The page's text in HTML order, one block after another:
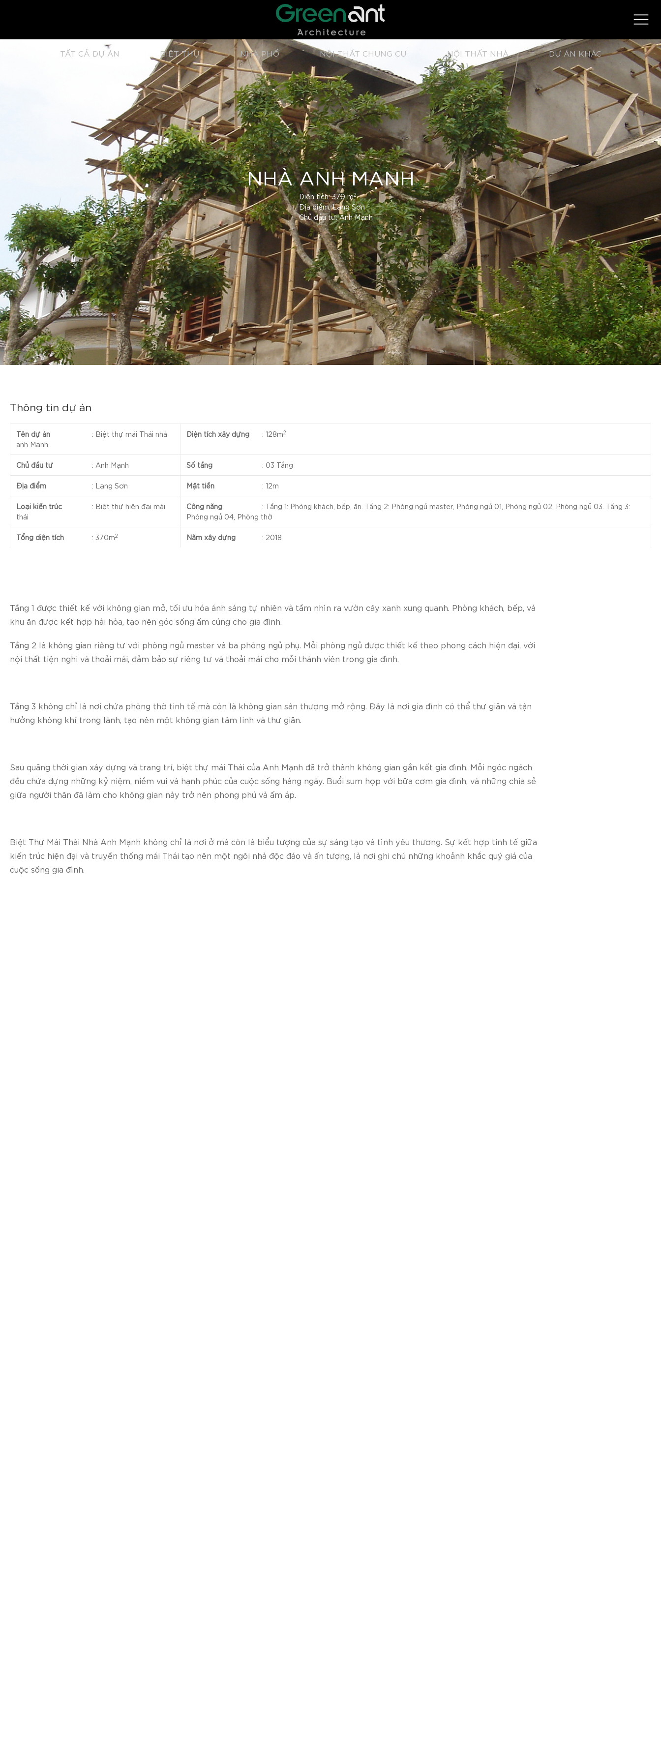
TẤT CẢ DỰ ÁN BIỆT THỰ NHÀ PHỐ NỘI THẤT CHUNG CƯ NỘI THẤT NHÀ DỰ ÁN KHÁC
NHÀ ANH MẠNH
Diện tích: 370 m2
Địa điểm: Lạng Sơn
Chủ đầu tư: Anh Mạnh
Thông tin dự án
Tên dự án : Biệt thự mái Thái nhà
anh Mạnh
Diện tích xây dựng : 128m2
Chủ đầu tư : Anh Mạnh Số tầng : 03 Tầng
Địa điểm : Lạng Sơn Mặt tiền : 12m
Loại kiến trúc : Biệt thự hiện đại mái
thái
Công năng : Tầng 1: Phòng khách, bếp, ăn. Tầng 2: Phòng ngủ master, Phòng ngủ 01, Phòng ngủ 02, Phòng ngủ 03. Tầng 3:
Phòng ngủ 04, Phòng thờ
Tổng diện tích : 370m2 Năm xây dựng : 2018
Tầng 1 được thiết kế với không gian mở, tối ưu hóa ánh sáng tự nhiên và tầm nhìn ra vườn cây xanh xung quanh. Phòng khách, bếp, và
khu ăn được kết hợp hài hòa, tạo nên góc sống ấm cúng cho gia đình.
Tầng 2 là không gian riêng tư với phòng ngủ master và ba phòng ngủ phụ. Mỗi phòng ngủ được thiết kế theo phong cách hiện đại, với
nội thất tiện nghi và thoải mái, đảm bảo sự riêng tư và thoải mái cho mỗi thành viên trong gia đình.
Tầng 3 không chỉ là nơi chứa phòng thờ tinh tế mà còn là không gian sân thượng mở rộng. Đây là nơi gia đình có thể thư giãn và tận
hưởng không khí trong lành, tạo nên một không gian tâm linh và thư giãn.
Sau quãng thời gian xây dựng và trang trí, biệt thự mái Thái của Anh Mạnh đã trở thành không gian gắn kết gia đình. Mỗi ngóc ngách
đều chứa đựng những kỷ niệm, niềm vui và hạnh phúc của cuộc sống hàng ngày. Buổi sum họp với bữa cơm gia đình, và những chia sẻ
giữa người thân đã làm cho không gian này trở nên phong phú và ấm áp.
Biệt Thự Mái Thái Nhà Anh Mạnh không chỉ là nơi ở mà còn là biểu tượng của sự sáng tạo và tình yêu thương. Sự kết hợp tinh tế giữa
kiến trúc hiện đại và truyền thống mái Thái tạo nên một ngôi nhà độc đáo và ấn tượng, là nơi ghi chú những khoảnh khắc quý giá của
cuộc sống gia đình.